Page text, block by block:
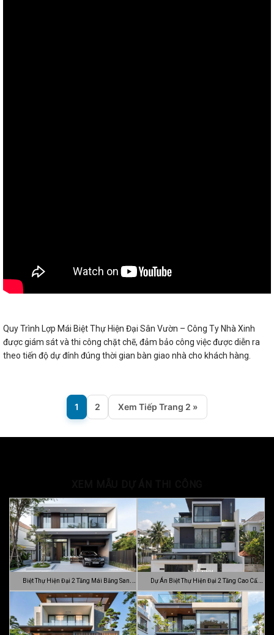
Quy Trình Lợp Mái Biệt Thự Hiện Đại Sân Vườn – Công Ty Nhà Xinh
được giám sát và thi công chặt chẽ, đảm bảo công việc được diễn ra
theo tiến độ dự đính đúng thời gian bàn giao nhà cho khách hàng.
1 2 Xem Tiếp Trang 2 »
Biệt Thự Hiện Đại 2 Tầng Mái Bằng Sang Dự Án Biệt Thự Hiện Đại 2 Tầng Cao Cấp
Đ…